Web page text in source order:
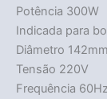
Potência 300W
Indicada para
Diâmetro 142mm
Tensão 220V
Frequência 60Hz